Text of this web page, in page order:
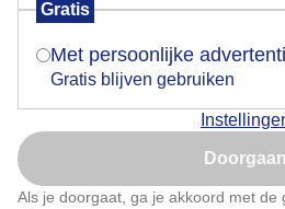
Gratis
Met persoonlijke
Gratis blijven gebruiken
Doorgaan
Als je doorgaat, ga je akkoord met de
Door: Tonny de Vries
Is goed, toon
Nu niet,
Klik hierom dit aan